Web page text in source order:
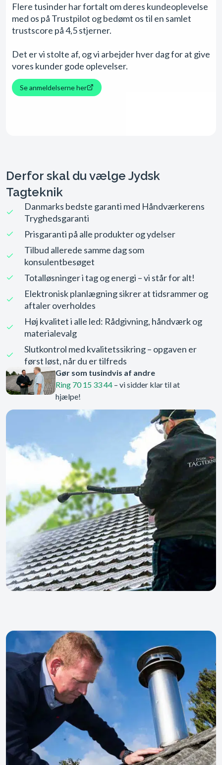
Flere tusinder har fortalt om deres kundeoplevelse
med os på Trustpilot og bedømt os til en samlet
trustscore på 4,5 stjerner.
Det er vi stolte af, og vi arbejder hver dag for at give
vores kunder gode oplevelser.
Se anmeldelserne her
Derfor skal du vælge Jydsk
Tagteknik
Danmarks bedste garanti med Håndværkerens
Tryghedsgaranti
Prisgaranti på alle produkter og ydelser
Tilbud allerede samme dag som
konsulentbesøget
Totalløsninger i tag og energi – vi står for alt!
Elektronisk planlægning sikrer at tidsrammer og
aftaler overholdes
Høj kvalitet i alle led: Rådgivning, håndværk og
materialevalg
Slutkontrol med kvalitetssikring – opgaven er
først løst, når du er tilfreds
Gør som tusindvis af andre
Ring 70 15 33 44 – vi sidder klar til at
hjælpe!